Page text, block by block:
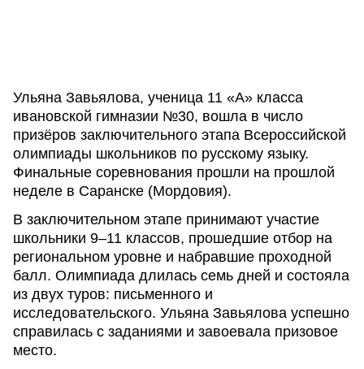
Ульяна Завьялова, ученица 11 «А» класса
ивановской гимназии №30, вошла в число
призёров заключительного этапа Всероссийской
олимпиады школьников по русскому языку.
Финальные соревнования прошли на прошлой
неделе в Саранске (Мордовия).
В заключительном этапе принимают участие
школьники 9–11 классов, прошедшие отбор на
региональном уровне и набравшие проходной
балл. Олимпиада длилась семь дней и состояла
из двух туров: письменного и
исследовательского. Ульяна Завьялова успешно
справилась с заданиями и завоевала призовое
место.